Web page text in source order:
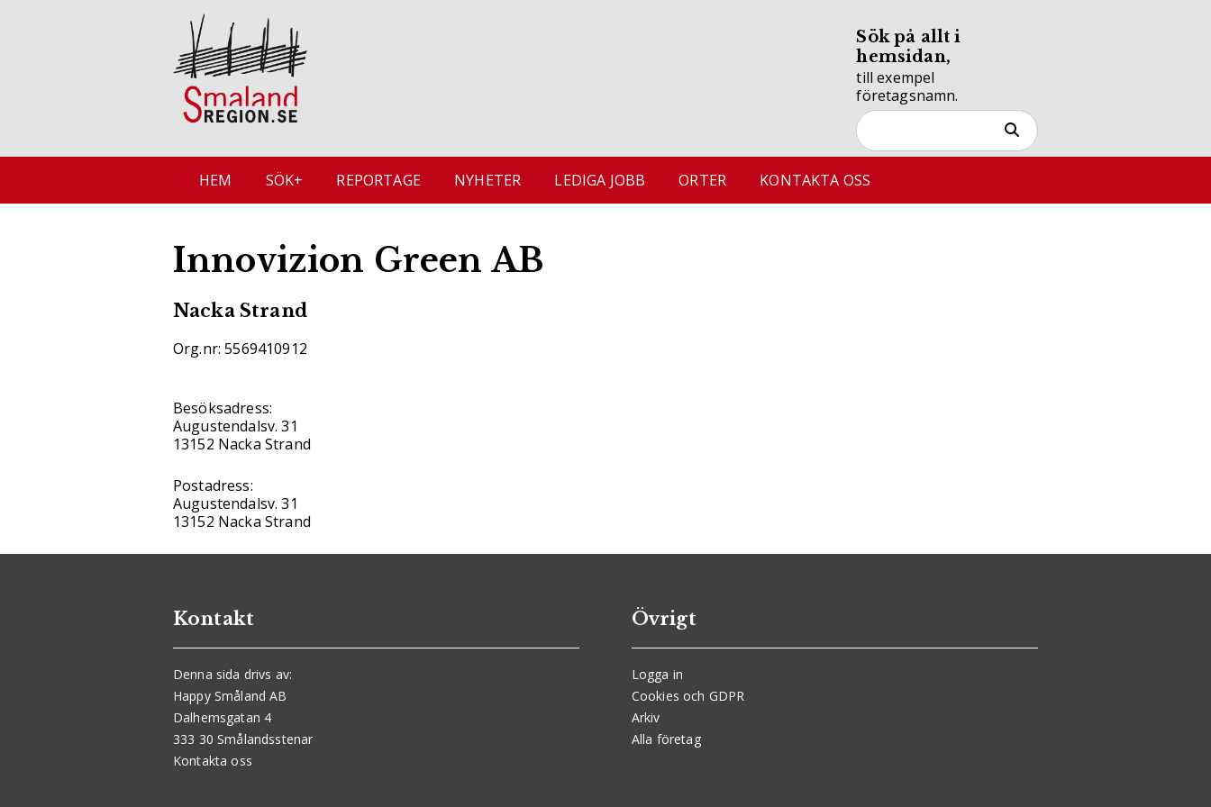
Sök på allt i
hemsidan,
till exempel
företagsnamn.
HEM SÖK+ REPORTAGE NYHETER LEDIGA JOBB ORTER KONTAKTA OSS
Innovizion Green AB
Nacka Strand
Org.nr: 5569410912
Besöksadress:
Augustendalsv. 31
13152 Nacka Strand
Postadress:
Augustendalsv. 31
13152 Nacka Strand
Kontakt
Denna sida drivs av:
Happy Småland AB
Dalhemsgatan 4
333 30 Smålandsstenar
Kontakta oss
Övrigt
Logga in
Cookies och GDPR
Arkiv
Alla företag